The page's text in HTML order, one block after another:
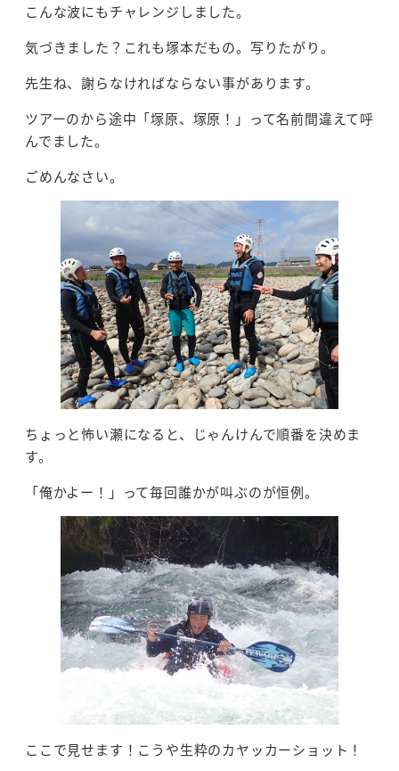
こんな波にもチャレンジしました。
気づきました？これも塚本だもの。写りたがり。
先生ね、謝らなければならない事があります。
ツアーのから途中「塚原、塚原！」って名前間違えて呼
んでました。
ごめんなさい。
ちょっと怖い瀬になると、じゃんけんで順番を決めま
す。
「俺かよー！」って毎回誰かが叫ぶのが恒例。
ここで見せます！こうや生粋のカヤッカーショット！